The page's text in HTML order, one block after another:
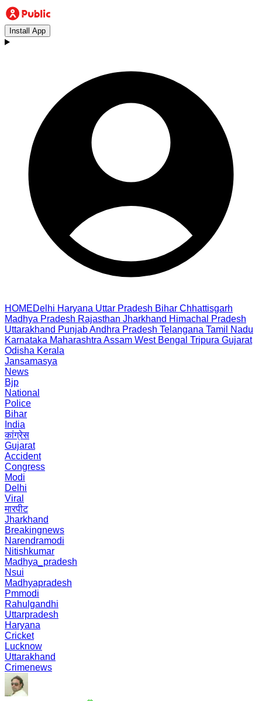
Install App
HOMEDelhi Haryana Uttar Pradesh Bihar Chhattisgarh
Madhya Pradesh Rajasthan Jharkhand Himachal Pradesh
Uttarakhand PunjabAndhra Pradesh Telangana Tamil Nadu
Karnataka Maharashtra Assam West Bengal Tripura Gujarat
Odisha Kerala
Jansamasya
News
Bjp
National
Police
Bihar
India
कांग्रेस
Gujarat
Accident
Congress
Modi
Delhi
Viral
मारपीट
Jharkhand
Breakingnews
Narendramodi
Nitishkumar
Madhya_pradesh
Nsui
Madhyapradesh
Pmmodi
Rahulgandhi
Uttarpradesh
Haryana
Cricket
Lucknow
Uttarakhand
Crimenews